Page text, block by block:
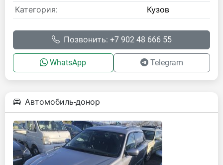
Категория:
Кузов
Позвонить: +7 902 48 666 55
WhatsApp Telegram
Автомобиль-донор